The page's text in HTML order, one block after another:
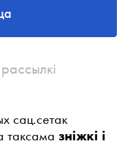
сац.сетак
таксама зніжкі і